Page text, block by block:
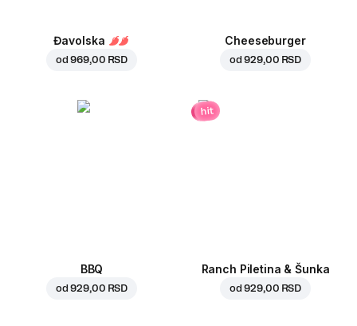
Đavolska
od969,00 RSD
Cheeseburger
od929,00 RSD
BBQ
od929,00 RSD
hit
Ranch Piletina & Šunka
od929,00 RSD